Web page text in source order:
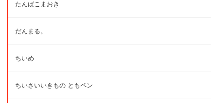
たんばこまおき
だんまる。
ちいめ
ちいさいいきもの ともペン